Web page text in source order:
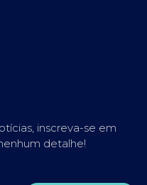
inscreva-se em
detalhe!